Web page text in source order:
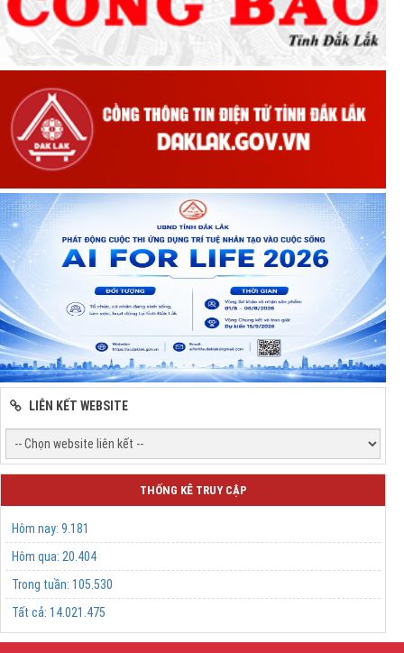
LIÊN KẾT WEBSITE
THỐNG KÊ TRUY CẬP
Hôm nay: 9.181
Hôm qua: 20.404
Trong tuần: 105.530
Tất cả: 14.021.475